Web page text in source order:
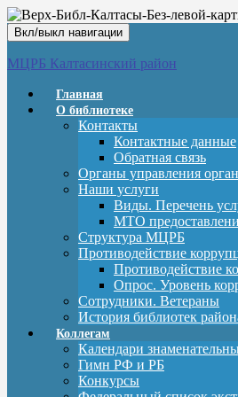
Вкл/выкл навигации
МЦРБ Калтасинский район
Главная
О библиотеке
Контакты
Контактные данные
Обратная связь
Органы управления
Наши услуги
Виды. Перечень
МТО
Структура МЦРБ
Противодействие
Противодействие
Опрос. Уровень
Сотрудники. Ветераны
История библиотек
Коллегам
Календари
Гимн РФ и РБ
Конкурсы